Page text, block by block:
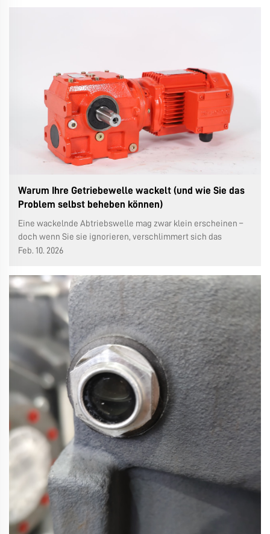
Warum Ihre Getriebewelle wackelt (und wie Sie das
Problem selbst beheben können)
Eine wackelnde Abtriebswelle mag zwar klein erscheinen –
doch wenn Sie sie ignorieren, verschlimmert sich das
Problem. Dadurch verschleißen Komponenten schneller, es
klären, warum das passiert und was Sie dagegen tun können.
Warum sie wackelt …
Feb. 10. 2026